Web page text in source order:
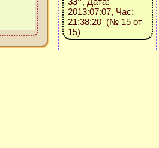
2013:07:07, Час:
21:38:20 (№ 15 от
15)